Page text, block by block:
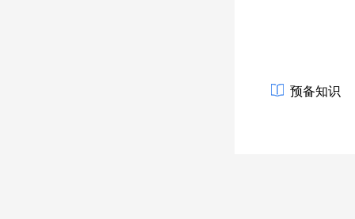
预备知识